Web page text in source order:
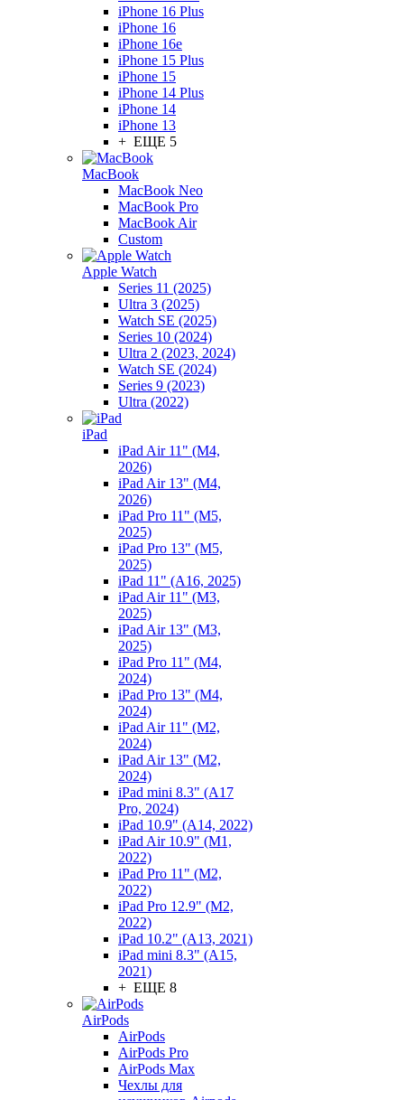
iPhone 16 Plus
iPhone 16
iPhone 16e
iPhone 15 Plus
iPhone 15
iPhone 14 Plus
iPhone 14
iPhone 13
+ ЕЩЕ 5
MacBook
MacBook Neo
MacBook Pro
MacBook Air
Custom
Apple Watch
Series 11 (2025)
Ultra 3 (2025)
Watch SE (2025)
Series 10 (2024)
Ultra 2 (2023, 2024)
Watch SE (2024)
Series 9 (2023)
Ultra (2022)
iPad
iPad Air 11" (M4,
2026)
iPad Air 13" (M4,
2026)
iPad Pro 11" (M5,
2025)
iPad Pro 13" (M5,
2025)
iPad 11" (A16, 2025)
iPad Air 11" (M3,
2025)
iPad Air 13" (M3,
2025)
iPad Pro 11" (M4,
2024)
iPad Pro 13" (M4,
2024)
iPad Air 11" (M2,
2024)
iPad Air 13" (M2,
2024)
iPad mini 8.3" (A17
Pro, 2024)
iPad 10.9" (A14, 2022)
iPad Air 10.9" (M1,
2022)
iPad Pro 11" (M2,
2022)
iPad Pro 12.9" (M2,
2022)
iPad 10.2" (A13, 2021)
iPad mini 8.3" (A15,
2021)
+ ЕЩЕ 8
AirPods
AirPods
AirPods Pro
AirPods Max
Чехлы для